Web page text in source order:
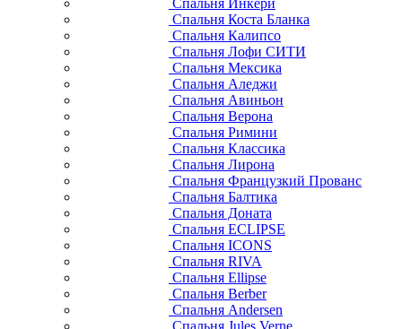
Спальня Коста Бланка
Спальня Калипсо
Спальня Лофи СИТИ
Спальня Мексика
Спальня Аледжи
Спальня Авиньон
Спальня Верона
Спальня Римини
Спальня Классика
Спальня Лирона
Спальня Французкий Прованс
Спальня Балтика
Спальня Доната
Спальня ECLIPSE
Спальня ICONS
Спальня RIVA
Спальня Ellipse
Спальня Berber
Спальня Andersen
Спальня Jules Verne